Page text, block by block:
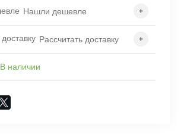
Нашли дешевле
Рассчитать доставку
В наличии